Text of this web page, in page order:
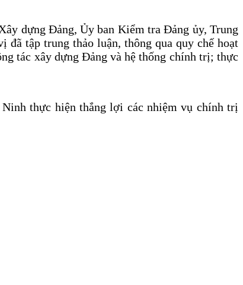
dựng Đảng, Ủy ban Kiểm tra Đảng ủy, Trung
tập trung thảo luận, thông qua quy chế hoạt
tác xây dựng Đảng và hệ thống chính trị; thực
thực hiện thắng lợi các nhiệm vụ chính trị